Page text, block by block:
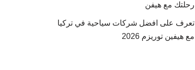
رحلتك مع هيفن
تعرف على افضل شركات سياحية في تركيا
مع هيفين توريزم 2026